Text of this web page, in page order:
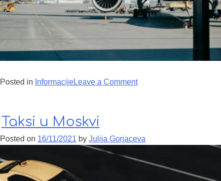
Posted in InformacijeLeave a Commenton Putovanje u Moskvu
Taksi u Moskvi
Posted on 16/11/2021 by Julija Gorjaceva